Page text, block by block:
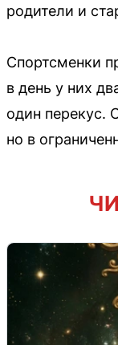
родители и
Спортсменки
в день у них
один перекус.
но в